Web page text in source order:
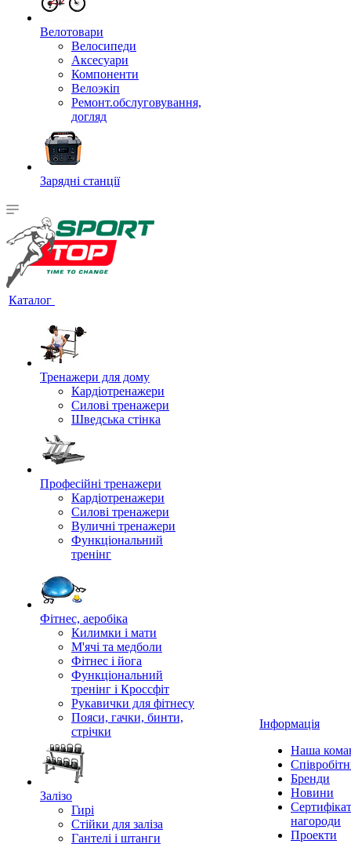
Велотовари
Велосипеди
Аксесуари
Компоненти
Велоэкіп
Ремонт.обслуговування,
догляд
Зарядні станції
Каталог
Тренажери для дому
Кардіотренажери
Силові тренажери
Шведська стінка
Професійні тренажери
Кардіотренажери
Силові тренажери
Вуличні тренажери
Функціональний
тренінг
Фітнес, аеробіка
Килимки і мати
М'ячі та медболи
Фітнес і йога
Функціональний
тренінг і Кроссфіт
Рукавички для фітнесу
Пояси, гачки, бинти,
стрічки
Залізо
Гирі
Стійки для заліза
Гантелі і штанги
Інформація
Наша
Бренди
Новини
нагороди
Проекти